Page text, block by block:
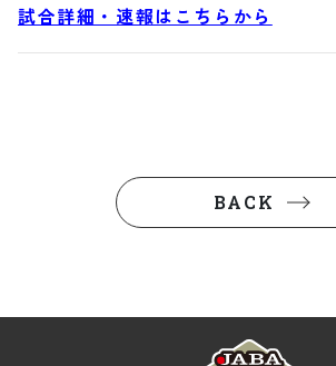
試合詳細・速報はこちらから
BACK